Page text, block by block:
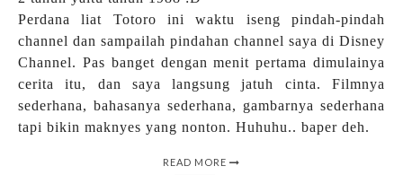
Perdana liat Totoro ini waktu iseng pindah-pindah
channel dan sampailah pindahan channel saya di Disney
Channel. Pas banget dengan menit pertama dimulainya
cerita itu, dan saya langsung jatuh cinta. Filmnya
sederhana, bahasanya sederhana, gambarnya sederhana
tapi bikin maknyes yang nonton. Huhuhu.. baper deh.
READ MORE